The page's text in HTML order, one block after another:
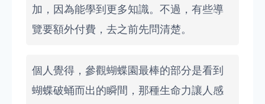
加，因為能學到更多知識。不過，有些導
覽要額外付費，去之前先問清楚。
個人覺得，參觀蝴蝶園最棒的部分是看到
蝴蝶破蛹而出的瞬間，那種生命力讓人感